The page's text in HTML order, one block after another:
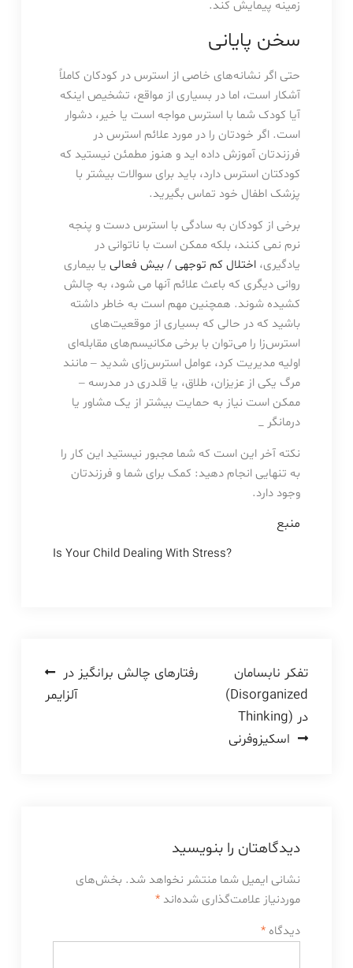
زمینه پیمایش کند.
سخن پایانی
حتی اگر نشانه‌های خاصی از استرس در کودکان کاملاً
آشکار است، اما در بسیاری از مواقع، تشخیص اینکه
آیا کودک شما با استرس مواجه است یا خیر، دشوار
است. اگر خودتان را در مورد علائم استرس در
فرزندتان آموزش داده اید و هنوز مطمئن نیستید که
کودکتان استرس دارد، باید برای سوالات بیشتر با
پزشک اطفال خود تماس بگیرید.
برخی از کودکان به سادگی با استرس دست و پنجه
نرم نمی کنند، بلکه ممکن است با ناتوانی در
یادگیری، اختلال کم توجهی / بیش فعالییا بیماری
روانی دیگری که باعث علائم آنها می شود، به چالش
کشیده شوند. همچنین مهم است به خاطر داشته
باشید که در حالی که بسیاری از موقعیت‌های
استرس‌زا را می‌توان با برخی مکانیسم‌های مقابله‌ای
اولیه مدیریت کرد، عوامل استرس‌زای شدید – مانند
مرگ یکی از عزیزان، طلاق، یا قلدری در مدرسه –
ممکن است نیاز به حمایت بیشتر از یک مشاور یا
درمانگر _
نکته آخر این است که شما مجبور نیستید این کار را
به تنهایی انجام دهید: کمک برای شما و فرزندتان
وجود دارد.
منبع
Is Your Child Dealing With Stress?
راهبری
نوشته
رفتارهای چالش برانگیز در
آلزایمر
تفکر نابسامان
(Disorganized
Thinking) در
اسکیزوفرنی
دیدگاهتان را بنویسید
نشانی ایمیل شما منتشر نخواهد شد. بخش‌های
موردنیاز علامت‌گذاری شده‌اند *
دیدگاه *